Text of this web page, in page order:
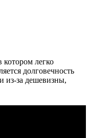
легко
долговечность
из-за дешевизны,